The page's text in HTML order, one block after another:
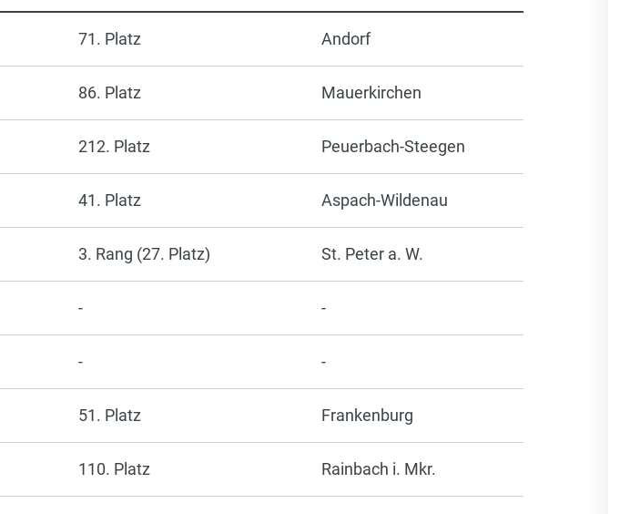
71. Platz Andorf
86. Platz Mauerkirchen
212. Platz Peuerbach-Steegen
41. Platz Aspach-Wildenau
3. Rang (27. Platz) St. Peter a. W.
- -
- -
51. Platz Frankenburg
110. Platz Rainbach i. Mkr.